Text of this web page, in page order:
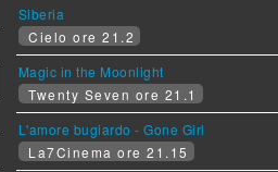
Siberia
Cielo ore 21.2
Magic in the Moonlight
Twenty Seven ore 21.1
L'amore bugiardo - Gone Girl
La7Cinema ore 21.15